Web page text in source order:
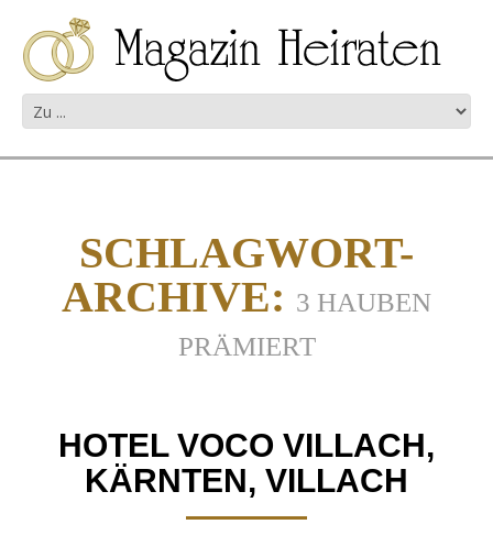
SCHLAGWORT-
ARCHIVE: 3 HAUBEN
PRÄMIERT
HOTEL VOCO VILLACH,
KÄRNTEN, VILLACH